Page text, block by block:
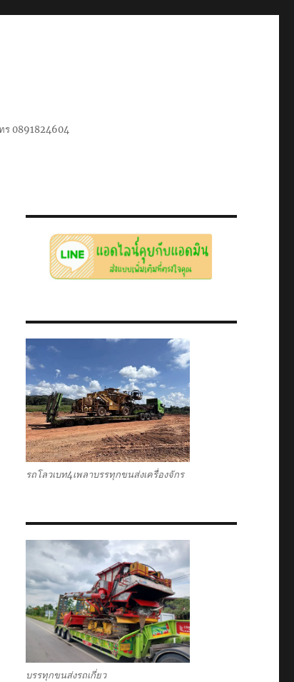
ร 0891824604
รถโลวเบท4เพลาบรรทุกขนส่งเครื่องจักร
บรรทุกขนส่งรถเกี่ยว